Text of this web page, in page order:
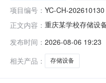
项目编号： YC-CH-202610130
正文内容： 重庆某学校存储设
标的物能力的潜在
算设备。1.3本项目设
发布时间： 2026-08-06 19:23
相关产品：
存储设备